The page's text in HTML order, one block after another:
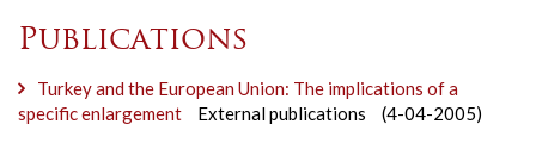
Publications
Turkey and the European Union: The implications of a
specific enlargement
External publications (4-04-2005)